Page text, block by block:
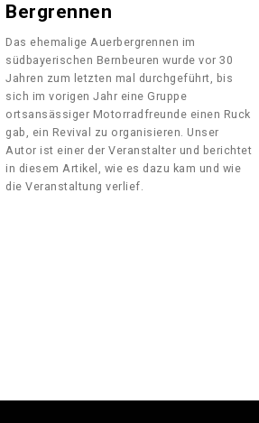
Bergrennen
Das ehemalige Auerbergrennen im
südbayerischen Bernbeuren wurde vor 30
Jahren zum letzten mal durchgeführt, bis
sich im vorigen Jahr eine Gruppe
ortsansässiger Motorradfreunde einen Ruck
gab, ein Revival zu organisieren. Unser
Autor ist einer der Veranstalter und berichtet
in diesem Artikel, wie es dazu kam und wie
die Veranstaltung verlief.